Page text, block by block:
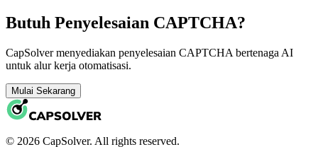
Butuh Penyelesaian CAPTCHA?
CapSolver menyediakan penyelesaian CAPTCHA bertenaga AI
untuk alur kerja otomatisasi.
Mulai Sekarang
© 2026 CapSolver. All rights reserved.